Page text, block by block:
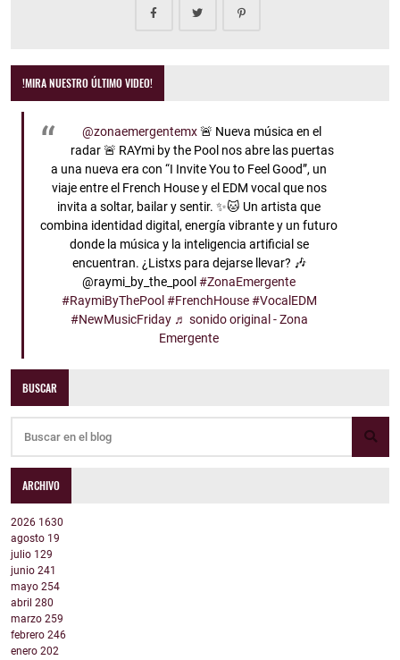
!MIRA NUESTRO ÚLTIMO VIDEO!
@zonaemergentemx🚨 Nueva música en el
radar 🚨 RAYmi by the Pool nos abre las puertas
a una nueva era con “I Invite You to Feel Good”, un
viaje entre el French House y el EDM vocal que nos
invita a soltar, bailar y sentir. ✨🐱 Un artista que
combina identidad digital, energía vibrante y un futuro
donde la música y la inteligencia artificial se
encuentran. ¿Listxs para dejarse llevar? 🎶
@raymi_by_the_pool#ZonaEmergente
#RaymiByThePool #FrenchHouse #VocalEDM
#NewMusicFriday ♬ sonido original - Zona
Emergente
BUSCAR
ARCHIVO
2026 1630
agosto 19
julio 129
junio 241
mayo 254
abril 280
marzo 259
febrero 246
enero 202